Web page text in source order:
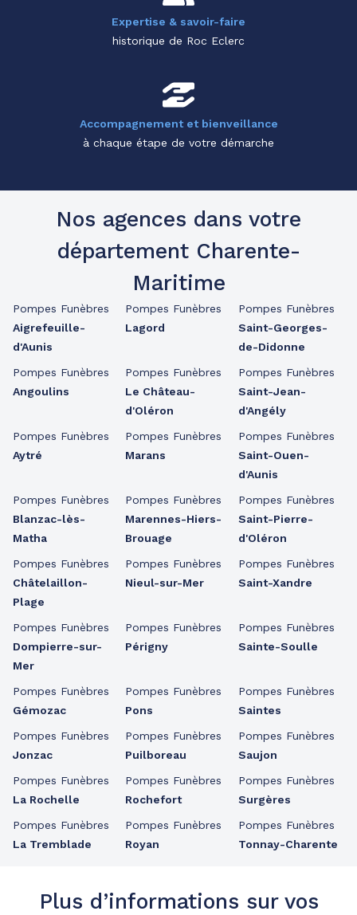
Expertise & savoir-faire
historique de Roc Eclerc
Accompagnement et bienveillance
à chaque étape de votre démarche
Nos agences dans votre
département Charente-
Maritime
Pompes Funèbres
Aigrefeuille-
d'Aunis
Pompes Funèbres
Angoulins
Pompes Funèbres
Aytré
Pompes Funèbres
Blanzac-lès-
Matha
Pompes Funèbres
Châtelaillon-
Plage
Pompes Funèbres
Dompierre-sur-
Mer
Pompes Funèbres
Gémozac
Pompes Funèbres
Jonzac
Pompes Funèbres
La Rochelle
Pompes Funèbres
La Tremblade
Pompes Funèbres
Lagord
Pompes Funèbres
Le Château-
d'Oléron
Pompes Funèbres
Marans
Pompes Funèbres
Marennes-Hiers-
Brouage
Pompes Funèbres
Nieul-sur-Mer
Pompes Funèbres
Périgny
Pompes Funèbres
Pons
Pompes Funèbres
Puilboreau
Pompes Funèbres
Rochefort
Pompes Funèbres
Royan
Pompes Funèbres
Saint-Georges-
de-Didonne
Pompes Funèbres
Saint-Jean-
d'Angély
Pompes Funèbres
Saint-Ouen-
d'Aunis
Pompes Funèbres
Saint-Pierre-
d'Oléron
Pompes Funèbres
Saint-Xandre
Pompes Funèbres
Sainte-Soulle
Pompes Funèbres
Saintes
Pompes Funèbres
Saujon
Pompes Funèbres
Surgères
Pompes Funèbres
Tonnay-Charente
Plus d’informations sur vos